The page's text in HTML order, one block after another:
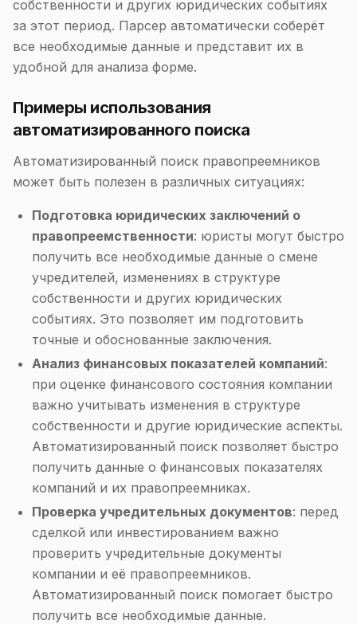
собственности и других юридических событиях
за этот период. Парсер автоматически соберёт
все необходимые данные и представит их в
удобной для анализа форме.
Примеры использования
автоматизированного поиска
Автоматизированный поиск правопреемников
может быть полезен в различных ситуациях:
Подготовка юридических заключений о
правопреемственности: юристы могут быстро
получить все необходимые данные о смене
учредителей, изменениях в структуре
собственности и других юридических
событиях. Это позволяет им подготовить
точные и обоснованные заключения.
Анализ финансовых показателей компаний:
при оценке финансового состояния компании
важно учитывать изменения в структуре
собственности и другие юридические аспекты.
Автоматизированный поиск позволяет быстро
получить данные о финансовых показателях
компаний и их правопреемниках.
Проверка учредительных документов: перед
сделкой или инвестированием важно
проверить учредительные документы
компании и её правопреемников.
Автоматизированный поиск помогает быстро
получить все необходимые данные.